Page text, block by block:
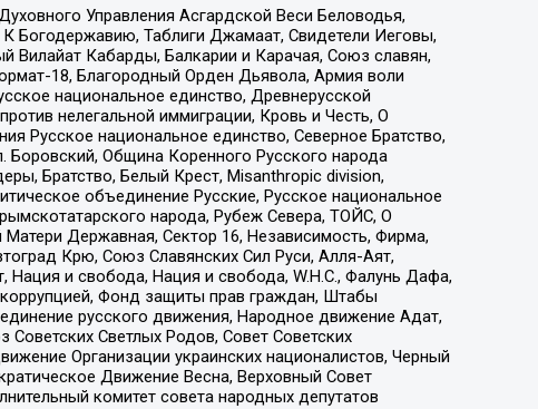
Управления Асгардской Веси Беловодья,
Богодержавию, Таблиги Джамаат, Свидетели Иеговы,
Вилайат Кабарды, Балкарии и Карачая, Союз славян,
18, Благородный Орден Дьявола, Армия воли
национальное единство, Древнерусской
нелегальной иммиграции, Кровь и Честь, О
Русское национальное единство, Северное Братство,
Боровский, Община Коренного Русского народа
Братство, Белый Крест, Misanthropic division,
объединение Русские, Русское национальное
народа, Рубеж Севера, ТОЙС, О
Державная, Сектор 16, Независимость, Фирма,
Крю, Союз Славянских Сил Руси, Алля-Аят,
Нация и свобода, Нация и свобода, W.H.С., Фалунь Дафа,
Фонд защиты прав граждан, Штабы
русского движения, Народное движение Адат,
Светлых Родов, Совет Советских
Организации украинских националистов, Черный
Движение Весна, Верховный Совет
комитет совета народных депутатов